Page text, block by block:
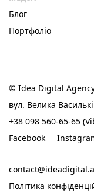
Блог
Портфоліо
© Idea Digital
вул. Велика
+38 098 560-65-65
Facebook
Політика